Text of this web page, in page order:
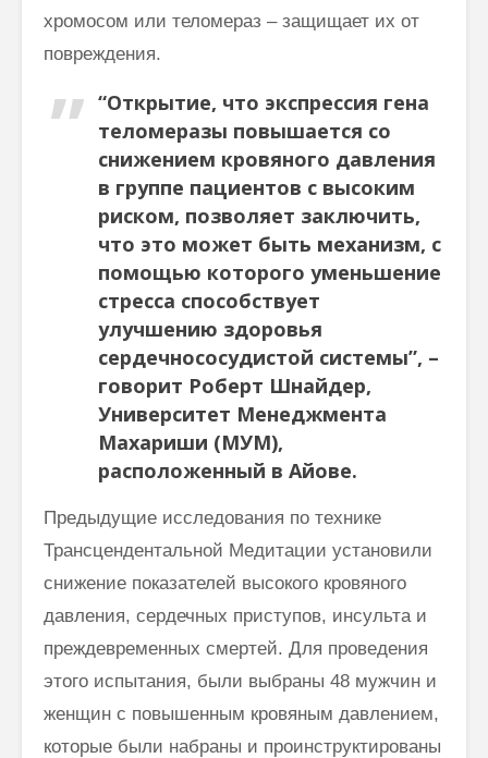
хромосом или теломераз – защищает их от
повреждения.
“Открытие, что экспрессия гена
теломеразы повышается со
снижением кровяного давления
в группе пациентов с высоким
риском, позволяет заключить,
что это может быть механизм, с
помощью которого уменьшение
стресса способствует
улучшению здоровья
сердечнососудистой системы”, –
говорит Роберт Шнайдер,
Университет Менеджмента
Махариши (МУМ),
расположенный в Айове.
Предыдущие исследования по технике
Трансцендентальной Медитации установили
снижение показателей высокого кровяного
давления, сердечных приступов, инсульта и
преждевременных смертей. Для проведения
этого испытания, были выбраны 48 мужчин и
женщин с повышенным кровяным давлением,
которые были набраны и проинструктированы